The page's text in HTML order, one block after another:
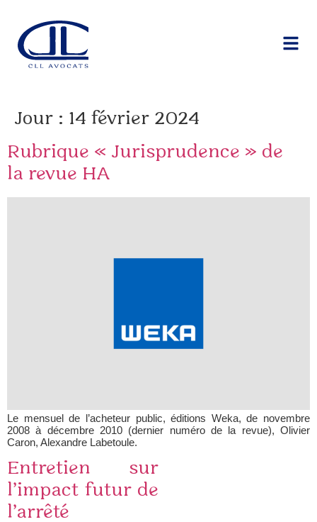
Jour : 14 février 2024
Rubrique « Jurisprudence » de
la revue HA
Le mensuel de l’acheteur public, éditions Weka, de novembre
2008 à décembre 2010 (dernier numéro de la revue), Olivier
Caron, Alexandre Labetoule.
Entretien sur
l’impact futur de
l’arrêté